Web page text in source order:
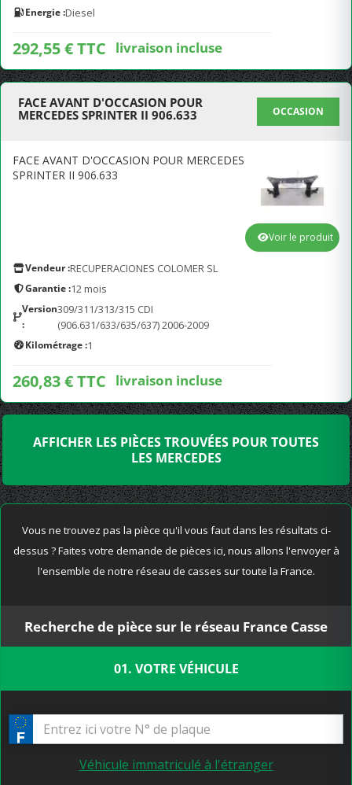
Energie :Diesel
292,55 € TTC livraison incluse
FACE AVANT D'OCCASION POUR
MERCEDES SPRINTER II 906.633
OCCASION
FACE AVANT D'OCCASION POUR MERCEDES
SPRINTER II 906.633
Vendeur :RECUPERACIONES COLOMER SL
Garantie :12 mois
Version
:
309/311/313/315 CDI
(906.631/633/635/637) 2006-2009
Kilométrage :1
260,83 € TTC livraison incluse
Voir le produit
AFFICHER LES PIÈCES TROUVÉES POUR TOUTES
LES MERCEDES
Vous ne trouvez pas la pièce qu'il vous faut dans les résultats ci-
dessus ? Faites votre demande de pièces ici, nous allons l'envoyer à
l'ensemble de notre réseau de casses sur toute la France.
Recherche de pièce sur le réseau France Casse
01. VOTRE VÉHICULE
Véhicule immatriculé à l'étranger